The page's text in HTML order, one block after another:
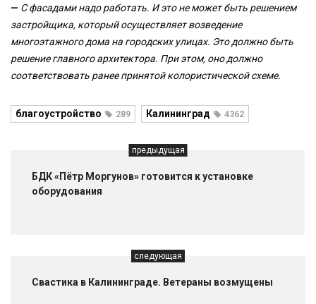
— С фасадами надо работать. И это не может быть решением
застройщика, который осуществляет возведение
многоэтажного дома на городских улицах. Это должно быть
решение главного архитектора. При этом, оно должно
соответствовать ранее принятой колористической схеме.
благоустройство 289 Калининград 4362
предыдущая
БДК «Пётр Моргунов» готовится к установке
оборудования
следующая
Свастика в Калининграде. Ветераны возмущены